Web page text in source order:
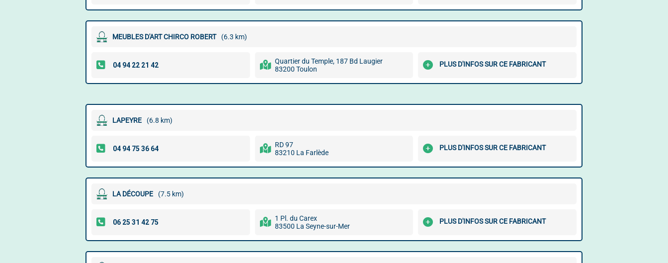
MEUBLES D'ART CHIRCO ROBERT (6.3 km)
Quartier du Temple, 187 Bd Laugier
83200 Toulon
PLUS D'INFOS SUR CE FABRICANT
LAPEYRE (6.8 km)
RD 97
83210 La Farlède
PLUS D'INFOS SUR CE FABRICANT
LA DÉCOUPE (7.5 km)
1 Pl. du Carex
83500 La Seyne-sur-Mer
PLUS D'INFOS SUR CE FABRICANT